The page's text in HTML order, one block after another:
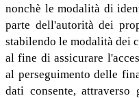
nonchè le modalità di
parte dell'autorità dei
stabilendo le modalità dei
al fine di assicurare
al perseguimento delle
dati consente,